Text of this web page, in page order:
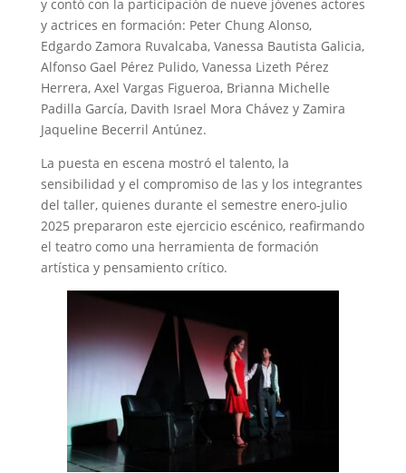
y contó con la participación de nueve jóvenes actores
y actrices en formación: Peter Chung Alonso,
Edgardo Zamora Ruvalcaba, Vanessa Bautista Galicia,
Alfonso Gael Pérez Pulido, Vanessa Lizeth Pérez
Herrera, Axel Vargas Figueroa, Brianna Michelle
Padilla García, Davith Israel Mora Chávez y Zamira
Jaqueline Becerril Antúnez.
La puesta en escena mostró el talento, la
sensibilidad y el compromiso de las y los integrantes
del taller, quienes durante el semestre enero-julio
2025 prepararon este ejercicio escénico, reafirmando
el teatro como una herramienta de formación
artística y pensamiento crítico.